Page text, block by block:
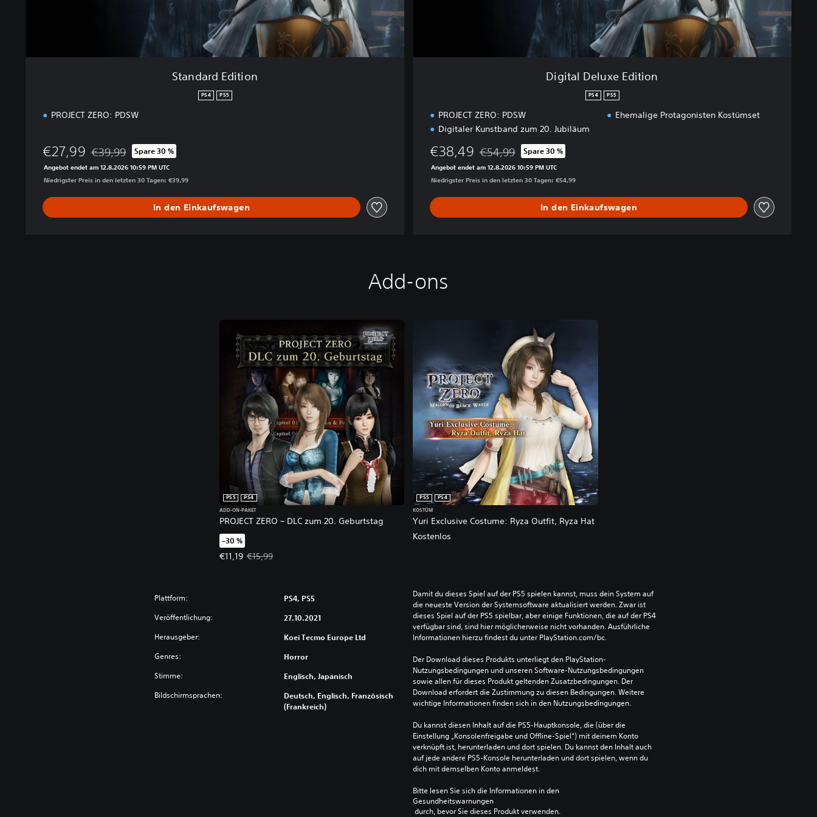
Standard Edition
PS4 PS5
PROJECT ZERO: PDSW
€27,99 Preisnachlass gegenüber dem Originalpreis von €39,99
€39,99 Spare 30 %
Angebot endet am 12.8.2026 10:59 PM UTC
Niedrigster Preis in den letzten 30 Tagen: €39,99
In den Einkaufswagen
t
Digital Deluxe Edition
PS4 PS5
PROJECT ZERO: PDSW
Digitaler Kunstband zum 20. Jubiläum
Ehemalige Protagonisten Kostümset
€38,49 Preisnachlass gegenüber dem Originalpreis von €54,99
€54,99 Spare 30 %
Angebot endet am 12.8.2026 10:59 PM UTC
Niedrigster Preis in den letzten 30 Tagen: €54,99
In den Einkaufswagen
Add-ons
PROJECT ZERO – DLC zum 20. Geburtstag
PS5
PS4
ADD-ON-PAKET
–30 %
€11,19
Angebotspreis: €11,19 Ursprünglicher Preis: €15,99
€15,99
Yuri Exclusive Costume: Ryza Outfit, Ryza Hat
PS5
PS4
KOSTÜM
Kostenlos
Plattform: PS4, PS5
Veröffentlichung: 27.10.2021
Herausgeber: Koei Tecmo Europe Ltd
Genres: Horror
Stimme: Englisch, Japanisch
Bildschirmsprachen:
Deutsch, Englisch, Französisch
(Frankreich)
Damit du dieses Spiel auf der PS5 spielen kannst, muss dein System auf
die neueste Version der Systemsoftware aktualisiert werden. Zwar ist
dieses Spiel auf der PS5 spielbar, aber einige Funktionen, die auf der PS4
verfügbar sind, sind hier möglicherweise nicht vorhanden. Ausführliche
Informationen hierzu findest du unter PlayStation.com/bc.
Der Download dieses Produkts unterliegt den PlayStation-
Nutzungsbedingungen und unseren Software-Nutzungsbedingungen
sowie allen für dieses Produkt geltenden Zusatzbedingungen. Der
Download erfordert die Zustimmung zu diesen Bedingungen. Weitere
wichtige Informationen finden sich in den Nutzungsbedingungen.
Du kannst diesen Inhalt auf die PS5-Hauptkonsole, die (über die
Einstellung „Konsolenfreigabe und Offline-Spiel“) mit deinem Konto
verknüpft ist, herunterladen und dort spielen. Du kannst den Inhalt auch
auf jede andere PS5-Konsole herunterladen und dort spielen, wenn du
dich mit demselben Konto anmeldest.
Bitte lesen Sie sich die Informationen in den
Gesundheitswarnungen
durch, bevor Sie dieses Produkt verwenden.